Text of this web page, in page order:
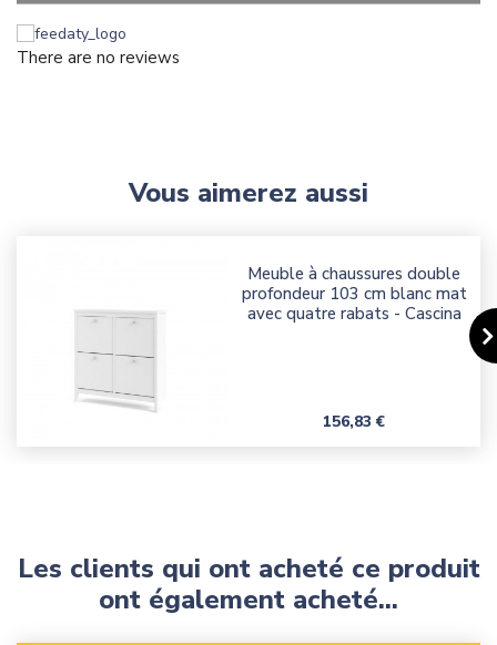
There are no reviews
Vous aimerez aussi
Meuble à chaussures double
profondeur 103 cm blanc mat
avec quatre rabats - Cascina
Prix
156,83 €
Les clients qui ont acheté ce produit
ont également acheté...